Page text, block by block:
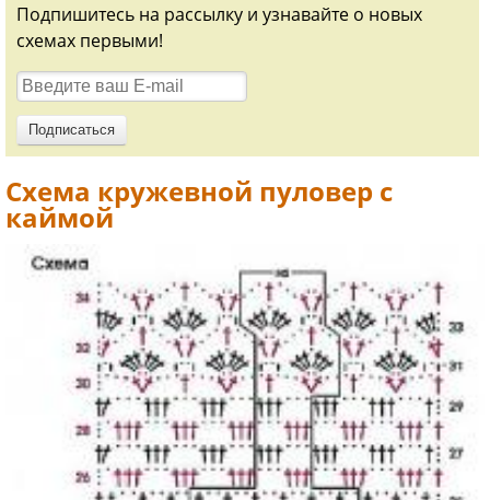
Подпишитесь на рассылку и узнавайте о новых
схемах первыми!
Схема кружевной пуловер с
каймой